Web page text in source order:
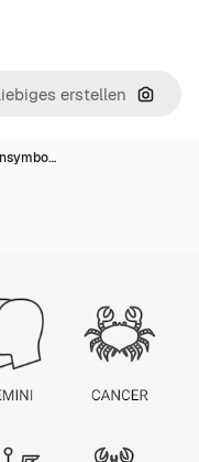
Nach